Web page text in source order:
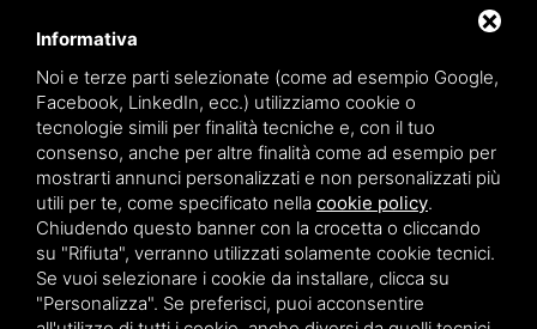
Informativa
Noi e terze parti selezionate (come ad esempio Google,
Facebook, LinkedIn, ecc.) utilizziamo cookie o
tecnologie simili per finalità tecniche e, con il tuo
consenso, anche per altre finalità come ad esempio per
mostrarti annunci personalizzati e non personalizzati più
utili per te, come specificato nella cookie policy.
Chiudendo questo banner con la crocetta o cliccando
su "Rifiuta", verranno utilizzati solamente cookie tecnici.
Se vuoi selezionare i cookie da installare, clicca su
"Personalizza". Se preferisci, puoi acconsentire
WiFinance Srl
PIVA 03134591209
Privacy policy
Sitemap